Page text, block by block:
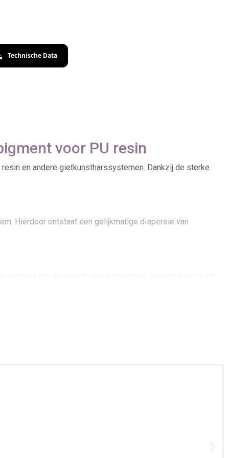
Technische Data
voor PU resin
en andere gietkunstharssystemen. Dankzij de sterke
Hierdoor ontstaat een gelijkmatige dispersie van